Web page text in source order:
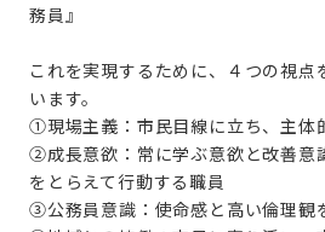
務員』
これを実現するために、４つの視点
います。
①現場主義：市民目線に立ち、主体
②成長意欲：常に学ぶ意欲と改善意
をとらえて行動する職員
③公務員意識：使命感と高い倫理観